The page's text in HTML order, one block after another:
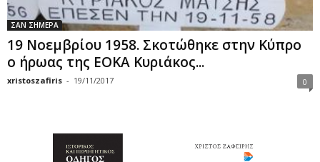
ΣΑΝ ΣΗΜΕΡΑ
19 Νοεμβρίου 1958. Σκοτώθηκε στην Κύπρο
ο ήρωας της ΕΟΚΑ Κυριάκος...
xristoszafiris - 19/11/2017 0